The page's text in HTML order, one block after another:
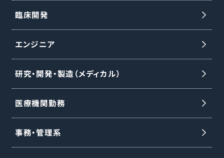
内のセパレーション完了を見込み、本ポジ
ションは完了後、同社の雇用体系・制度・福
利厚生が適用されます。詳細は適切なタイ
臨床開発
エンジニア
研究・開発・製造（メディカル）
医療機関勤務
事務・管理系